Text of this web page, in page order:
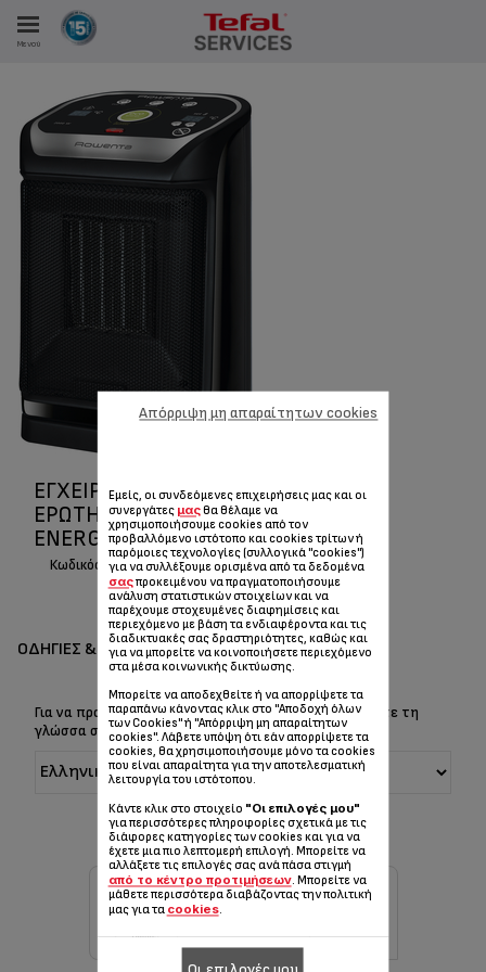
Μενού
ΜΑΣ
ΕΓΧΕΙΡΊΔΙΟ ΧΡΉΣΗΣ ΚΑΙ ΣΥΧΝΈΣ
ΕΡΩΤΉΣΕΙΣ/ ΑΠΑΝΤΉΣΕΙΣ CERAMIC
ENERGY EXCEL II SO9075
Κωδικός :SO9075F0
ΟΔΗΓΊΕΣ & ΕΓΧΕΙΡΊΔΙΑ
Για να προβάλετε τις Οδηγίες & το Εγχειρίδιο, επιλέξτε τη
γλώσσα σας:
Εμείς, οι συνδεόμενες επιχειρήσεις μας και οι
συνεργάτες μαςθα θέλαμε να
χρησιμοποιήσουμε cookies από τον
προβαλλόμενο ιστότοπο και cookies τρίτων ή
παρόμοιες τεχνολογίες (συλλογικά "cookies")
για να συλλέξουμε ορισμένα από τα δεδομένα
σαςπροκειμένου να πραγματοποιήσουμε
ανάλυση στατιστικών στοιχείων και να
παρέχουμε στοχευμένες διαφημίσεις και
περιεχόμενο με βάση τα ενδιαφέροντα και τις
διαδικτυακές σας δραστηριότητες, καθώς και
για να μπορείτε να κοινοποιήσετε περιεχόμενο
στα μέσα κοινωνικής δικτύωσης.
Μπορείτε να αποδεχθείτε ή να απορρίψετε τα
παραπάνω κάνοντας κλικ στο "Αποδοχή όλων
των Cookies" ή "Απόρριψη μη απαραίτητων
cookies". Λάβετε υπόψη ότι εάν απορρίψετε τα
cookies, θα χρησιμοποιήσουμε μόνο τα cookies
που είναι απαραίτητα για την αποτελεσματική
λειτουργία του ιστότοπου.
Κάντε κλικ στο στοιχείο "Οι επιλογές μου"
για περισσότερες πληροφορίες σχετικά με τις
διάφορες κατηγορίες των cookies και για να
έχετε μια πιο λεπτομερή επιλογή. Μπορείτε να
αλλάξετε τις επιλογές σας ανά πάσα στιγμή
από το κέντρο προτιμήσεων. Μπορείτε να
μάθετε περισσότερα διαβάζοντας την πολιτική
μας για τα cookies.
Απόρριψη μη απαραίτητων cookies